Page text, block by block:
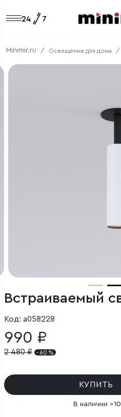
Minimir.ru Освещение для дома
Код: a058228
990 ₽
2 480₽ - 60 %
КУПИТЬ
В наличии